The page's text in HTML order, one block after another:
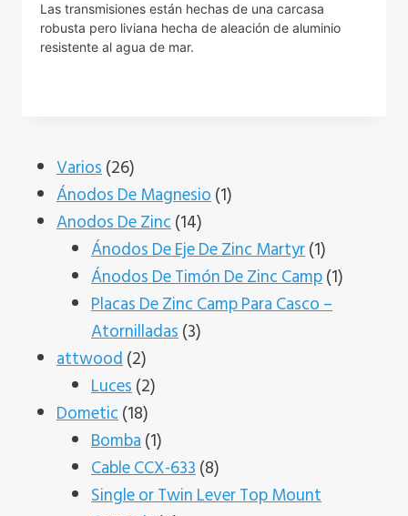
Las transmisiones están hechas de una carcasa
robusta pero liviana hecha de aleación de aluminio
resistente al agua de mar.
Varios 2626
productos
Ánodos De Magnesio 11
Anodos De Zinc 1414
productos
Ánodos De Eje De Zinc Martyr 11
producto
Ánodos De Timón De Zinc Camp 11
Placas De Zinc Camp Para Casco –
Atornilladas 33
attwood 22
productos
Luces 22
Dometic 1818
productos
Bomba 11
producto
Cable CCX-633 88
productos
Single or Twin Lever Top Mount